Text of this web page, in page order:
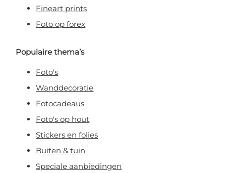
Fineart prints
Foto op forex
Populaire thema’s
Foto's
Wanddecoratie
Fotocadeaus
Foto's op hout
Stickers en folies
Buiten & tuin
Speciale aanbiedingen